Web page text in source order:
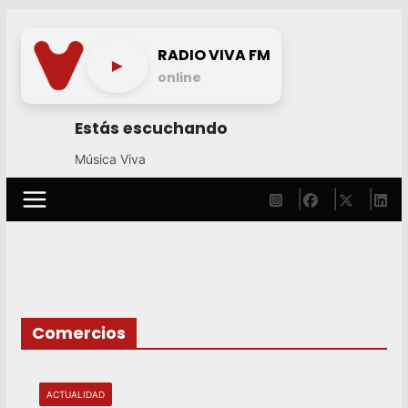
content
► RADIO VIVA FM
online
Estás escuchando
Música Viva
Comercios
ACTUALIDAD